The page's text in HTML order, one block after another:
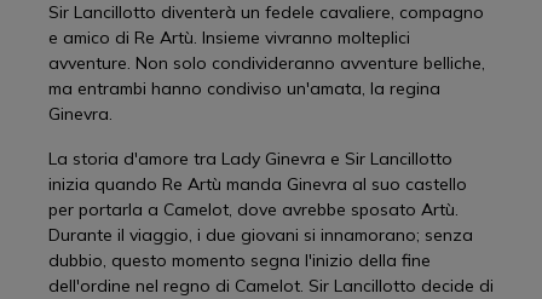
Sir Lancillotto diventerà un fedele cavaliere, compagno
e amico di Re Artù. Insieme vivranno molteplici
avventure. Non solo condivideranno avventure belliche,
ma entrambi hanno condiviso un'amata, la regina
Ginevra.
La storia d'amore tra Lady Ginevra e Sir Lancillotto
inizia quando Re Artù manda Ginevra al suo castello
per portarla a Camelot, dove avrebbe sposato Artù.
Durante il viaggio, i due giovani si innamorano; senza
dubbio, questo momento segna l'inizio della fine
dell'ordine nel regno di Camelot. Sir Lancillotto decide di